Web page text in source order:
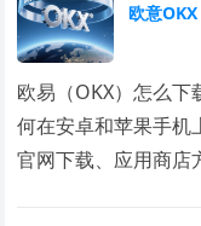
欧意OKX
欧易（OKX）怎么
何在安卓和苹果手机
官网下载、应用商店